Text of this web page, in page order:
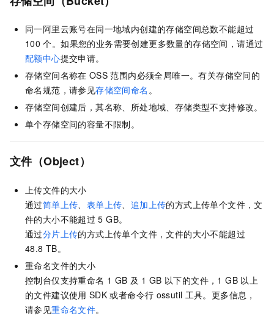
同一阿里云账号在同一地域内创建的存储空间总数不能超过
100 个。如果您的业务需要创建更多数量的存储空间，请通过
配额中心提交申请。
存储空间名称在 OSS 范围内必须全局唯一。有关存储空间的
命名规范，请参见存储空间命名 。
存储空间创建后，其名称、所处地域、存储类型不支持修改。
单个存储空间的容量不限制。
文件（Object）
上传文件的大小
通过简单上传 表单上传 追加上传的方式上传单个文件，文
件的大小不能超过 5 GB。
通过分片上传的方式上传单个文件，文件的大小不能超过
48.8 TB。
重命名文件的大小
控制台仅支持重命名 1 GB 及 1 GB 以下的文件，1 GB 以上
的文件建议使用 SDK 或者命令行 ossutil 工具。更多信息，
请参见重命名文件。